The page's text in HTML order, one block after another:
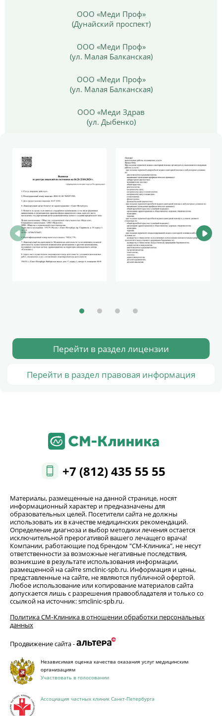
ООО «Меди Проф»
(Дунайский проспект)
ООО «Меди Проф»
(ул. Малая Балканская)
ООО «Меди Проф»
(ул. Малая Балканская)
ООО «Меди Здрав
(ул. Дыбенко)
Перейти в раздел лицензии
Перейти в раздел правовая информация
+7 (812) 435 55 55
Материалы, размещенные на данной странице, носят
информационный характер и предназначены для
образовательных целей. Посетители сайта не должны
использовать их в качестве медицинских рекомендаций.
Определение диагноза и выбор методики лечения остается
исключительной прерогативой вашего лечащего врача!
Компании, работающие под брендом "СМ-Клиника", не несут
ответственности за возможные негативные последствия,
возникшие в результате использования информации,
размещенной на сайте smclinic-spb.ru. Информация и цены,
представленные на сайте, не являются публичной офертой.
Любое использование или копирование материалов сайта
допускается лишь с разрешения правообладателя и только со
ссылкой на источник: smclinic-spb.ru.
Политика СМ‑Клиника в отношении обработки персональных
данных
Продвижение сайта -
Независимая оценка качества оказания услуг медицинским
организациям
Участвовать в голосовании
Ассоциация частных клиник Санкт-Петербурга